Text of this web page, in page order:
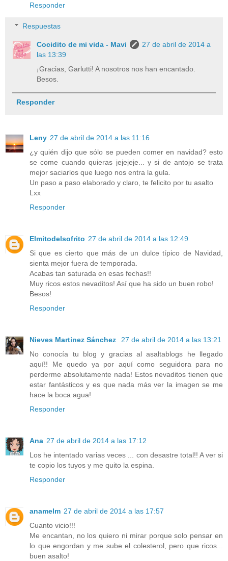
Responder
Respuestas
Cocidito de mi vida - Mavi
27 de abril de 2014 a
las 13:39
¡Gracias, Garlutti! A nosotros nos han encantado.
Besos.
Responder
Leny 27 de abril de 2014 a las 11:16
¿y quién dijo que sólo se pueden comer en navidad? esto
se come cuando quieras jejejeje... y si de antojo se trata
mejor saciarlos que luego nos entra la gula.
Un paso a paso elaborado y claro, te felicito por tu asalto
Lxx
Responder
Elmitodelsofrito 27 de abril de 2014 a las 12:49
Si que es cierto que más de un dulce típico de Navidad,
sienta mejor fuera de temporada.
Acabas tan saturada en esas fechas!!
Muy ricos estos nevaditos! Así que ha sido un buen robo!
Besos!
Responder
Nieves Martinez Sánchez
27 de abril de 2014 a las 13:21
No conocía tu blog y gracias al asaltablogs he llegado
aquí!! Me quedo ya por aquí como seguidora para no
perderme absolutamente nada! Estos nevaditos tienen que
estar fantásticos y es que nada más ver la imagen se me
hace la boca agua!
Responder
Ana 27 de abril de 2014 a las 17:12
Los he intentado varias veces ... con desastre total!! A ver si
te copio los tuyos y me quito la espina.
Responder
anamelm 27 de abril de 2014 a las 17:57
Cuanto vicio!!!
Me encantan, no los quiero ni mirar porque solo pensar en
lo que engordan y me sube el colesterol, pero que ricos...
buen asalto!